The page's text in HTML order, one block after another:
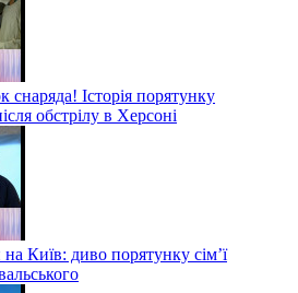
снаряда! Історія порятунку
обстрілу в Херсоні
Київ: диво порятунку сім’ї